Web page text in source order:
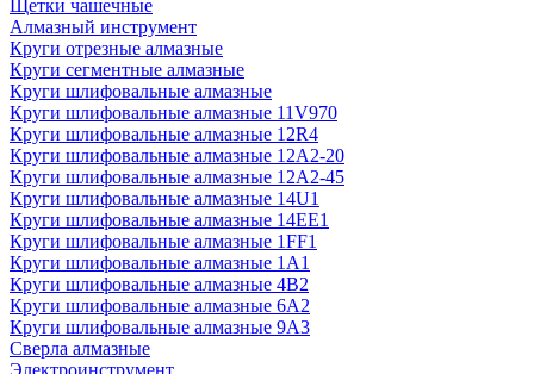
Щетки чашечные
Алмазный инструмент
Круги отрезные алмазные
Круги сегментные алмазные
Круги шлифовальные алмазные
Круги шлифовальные алмазные 11V970
Круги шлифовальные алмазные 12R4
Круги шлифовальные алмазные 12А2-20
Круги шлифовальные алмазные 12А2-45
Круги шлифовальные алмазные 14U1
Круги шлифовальные алмазные 14ЕЕ1
Круги шлифовальные алмазные 1FF1
Круги шлифовальные алмазные 1А1
Круги шлифовальные алмазные 4В2
Круги шлифовальные алмазные 6A2
Круги шлифовальные алмазные 9А3
Сверла алмазные
Электроинструмент